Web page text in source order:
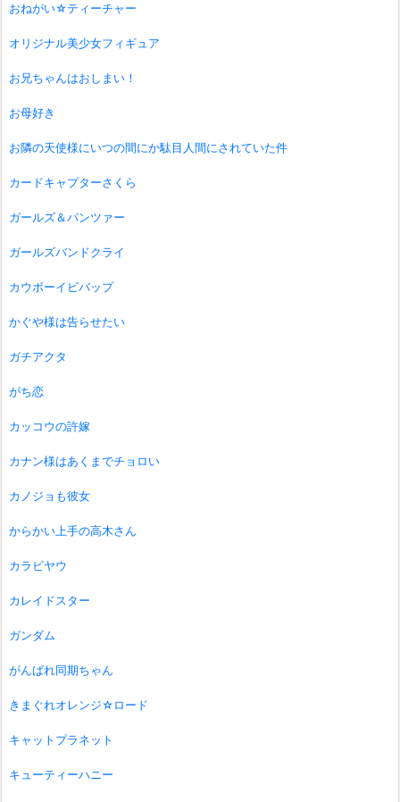
おねがい☆ティーチャー
オリジナル美少女フィギュア
お兄ちゃんはおしまい！
お母好き
お隣の天使様にいつの間にか駄目人間にされていた件
カードキャプターさくら
ガールズ＆パンツァー
ガールズバンドクライ
カウボーイビバップ
かぐや様は告らせたい
ガチアクタ
がち恋
カッコウの許嫁
カナン様はあくまでチョロい
カノジョも彼女
からかい上手の高木さん
カラビヤウ
カレイドスター
ガンダム
がんばれ同期ちゃん
きまぐれオレンジ☆ロード
キャットプラネット
キューティーハニー